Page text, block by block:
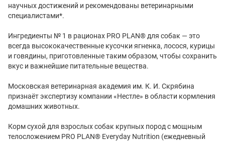
научных достижений и рекомендованы ветеринарными
специалистами*.
Ингредиенты № 1 в рационах PRO PLAN® для собак — это
всегда высококачественные кусочки ягненка, лосося, курицы
и говядины, приготовленные таким образом, чтобы сохранить
вкус и важнейшие питательные вещества.
Московская ветеринарная академия им. К. И. Скрябина
признаёт экспертизу компании «Нестле» в области кормления
домашних животных.
Корм сухой для взрослых собак крупных пород с мощным
телосложением PRO PLAN® Everyday Nutrition (ежедневный